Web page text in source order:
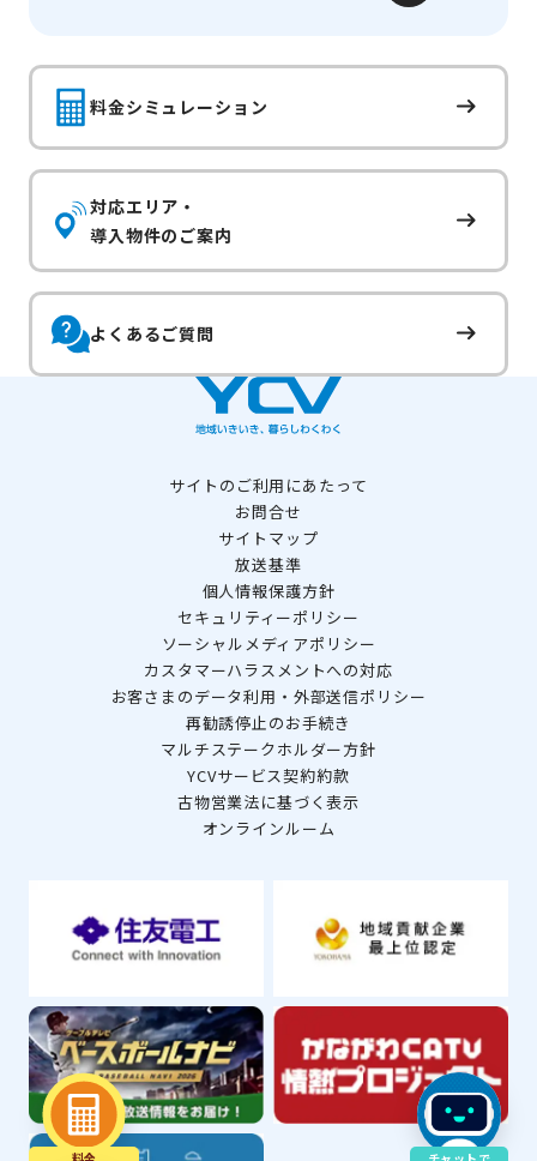
料金シミュレーション
対応エリア・
導入物件のご案内
よくあるご質問
サイトのご利用にあたって
お問合せ
サイトマップ
放送基準
個人情報保護方針
セキュリティーポリシー
ソーシャルメディアポリシー
カスタマーハラスメントへの対応
お客さまのデータ利用・外部送信ポリシー
再勧誘停止のお手続き
マルチステークホルダー方針
YCVサービス契約約款
古物営業法に基づく表示
オンラインルーム